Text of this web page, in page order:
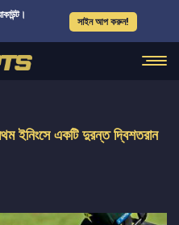
সাইন আপ করুন!
ইনিংসে একটি দুরন্ত দ্বিশতরান